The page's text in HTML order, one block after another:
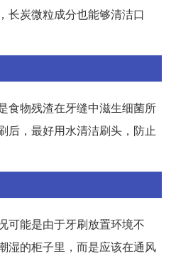
长炭微粒成分也能够清洁口
食物残渣在牙缝中滋生细菌所
后，最好用水清洁刷头，防止
可能是由于牙刷放置环境不
湿的柜子里，而是应该在通风